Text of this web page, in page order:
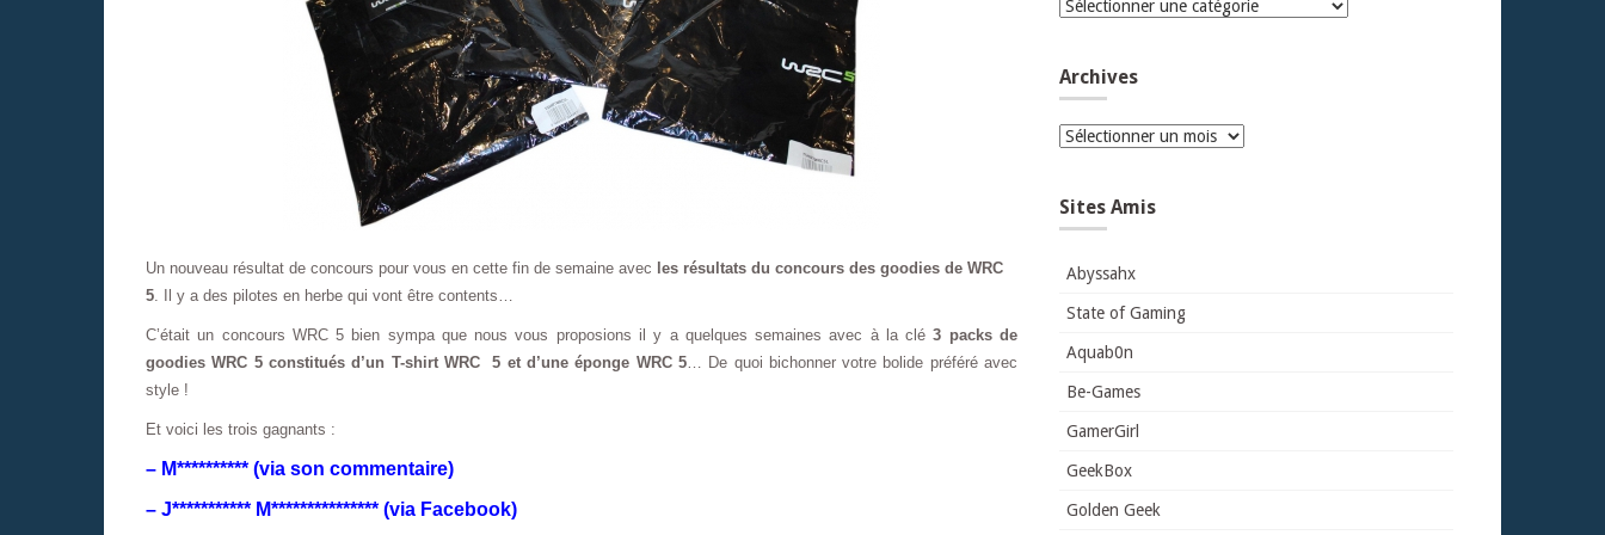
Un nouveau résultat de concours pour vous en cette fin de semaine avec les résultats du concours des goodies de WRC
5 . Il y a des pilotes en herbe qui vont être contents…
C’était un concours WRC 5 bien sympa que nous vous proposions il y a quelques semaines avec à la clé3 packs de
goodies WRC 5 constitués d’un T-shirt WRC 5 et d’une éponge WRC 5… De quoi bichonner votre bolide préféré avec
style !
Et voici les trois gagnants :
– M********** (via son commentaire)
– J*********** M*************** (via Facebook)
Catégories
Archives
Archives
Sites Amis
Abyssahx
State of Gaming
Aquab0n
Be-Games
GamerGirl
GeekBox
Golden Geek